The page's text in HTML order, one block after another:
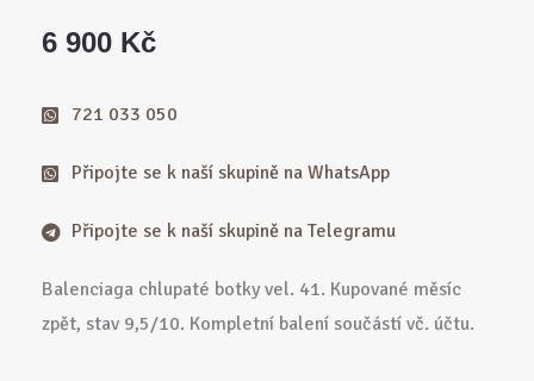
6 900 Kč
721 033 050
Připojte se k naší skupině na WhatsApp
Připojte se k naší skupině na Telegramu
Balenciaga chlupaté botky vel. 41. Kupované měsíc
zpět, stav 9,5/10. Kompletní balení součástí vč. účtu.